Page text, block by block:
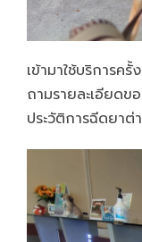
เข้ามาใช้บริการค
ถามรายละเอียดข
ประวัติการฉีดยาต่